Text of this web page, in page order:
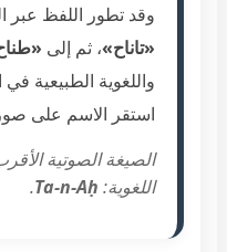
وقد تطور اللفظ عبر
«تاناح»، ثم إلى
واللغوية الطبيعية
استقر الاسم على
الصيغة الصوتية
اللغوية: Ta-n-Aḥ
.